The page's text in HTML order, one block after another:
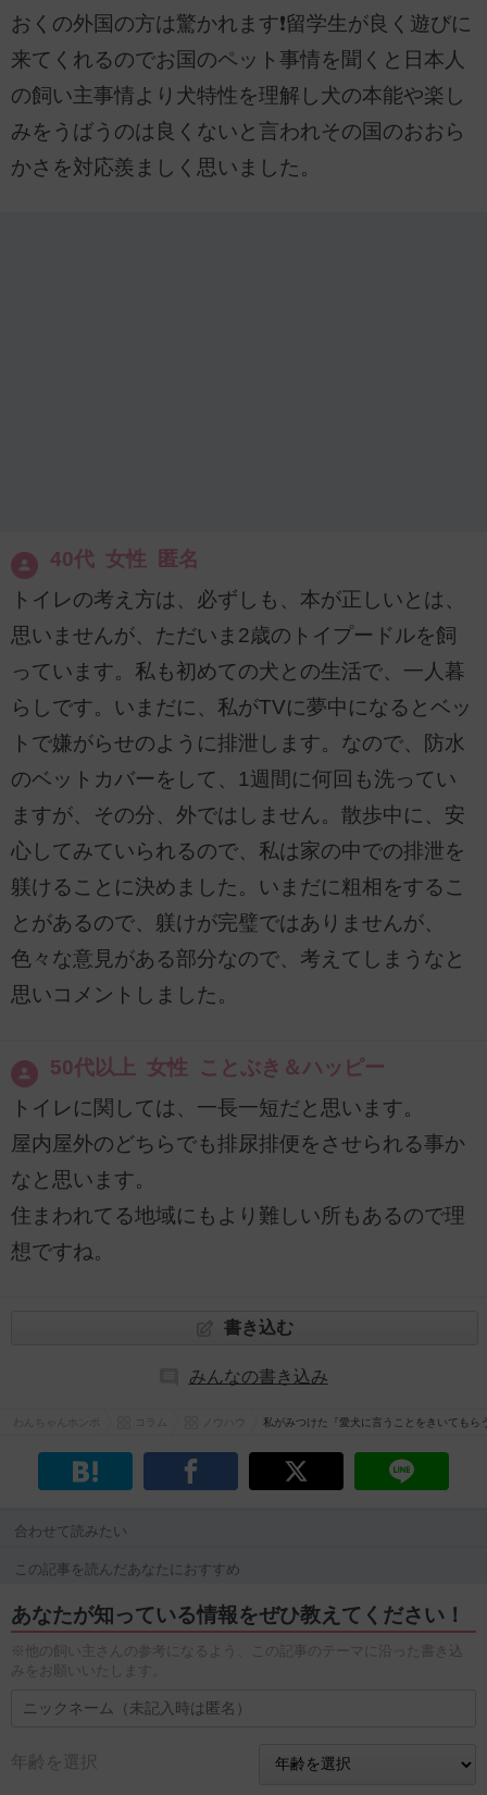
おくの外国の方は驚かれます❗留学生が良く遊びに
来てくれるのでお国のペット事情を聞くと日本人
の飼い主事情より犬特性を理解し犬の本能や楽し
みをうばうのは良くないと言われその国のおおら
かさを対応羨ましく思いました。
40代 女性 匿名
トイレの考え方は、必ずしも、本が正しいとは、
思いませんが、ただいま2歳のトイプードルを飼
っています。私も初めての犬との生活で、一人暮
らしです。いまだに、私がTVに夢中になるとベッ
トで嫌がらせのように排泄します。なので、防水
のベットカバーをして、1週間に何回も洗ってい
ますが、その分、外ではしません。散歩中に、安
心してみていられるので、私は家の中での排泄を
躾けることに決めました。いまだに粗相をするこ
とがあるので、躾けが完璧ではありませんが、
色々な意見がある部分なので、考えてしまうなと
思いコメントしました。
50代以上 女性 ことぶき＆ハッピー
トイレに関しては、一長一短だと思います。
屋内屋外のどちらでも排尿排便をさせられる事か
なと思います。
住まわれてる地域にもより難しい所もあるので理
想ですね。
書き込む
みんなの書き込み
私がみつけた『愛犬に言うことをきいてもら
合わせて読みたい
この記事を読んだあなたにおすすめ
あなたが知っている情報をぜひ教えてください！
※他の飼い主さんの参考になるよう、この記事のテーマに沿った書き込
みをお願いいたします。
年齢を選択